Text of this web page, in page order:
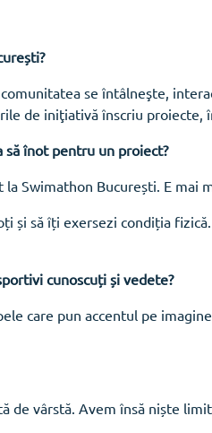
se întâlneşte,
de iniţiativă înscriu proiecte,
să înot pentru un proiect?
Swimathon București. E mai
și să îți exersezi condiția
cunoscuți și vedete?
care pun accentul pe
de vârstă. Avem însă niște